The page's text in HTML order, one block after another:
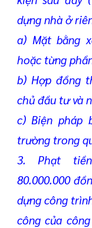
dựng nhà ở
a) Mặt bằng
hoặc từng
b) Hợp đồng
chủ đầu tư và
c) Biện pháp
trường trong
3. Phạt
80.000.000
dựng công
công của